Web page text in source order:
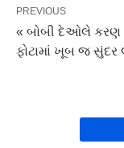
PREVIOUS
« બોબી દેઓલે કરણ
ફોટામાં ખૂબ જ સુંદર